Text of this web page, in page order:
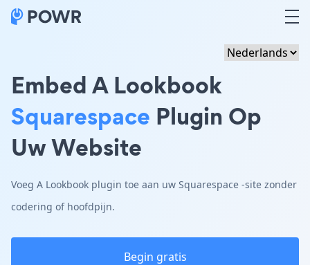
Embed A Lookbook
Squarespace Plugin Op
Uw Website
Voeg A Lookbook plugin toe aan uw Squarespace -site zonder
codering of hoofdpijn.
Begin gratis